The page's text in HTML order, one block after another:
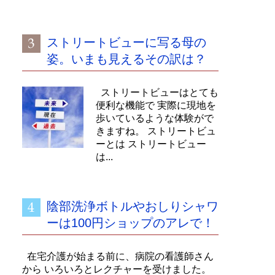
ストリートビューに写る母の
姿。いまも見えるその訳は？
ストリートビューはとても
便利な機能で 実際に現地を
歩いているような体験がで
きますね。 ストリートビュ
ーとは ストリートビュー
は...
陰部洗浄ボトルやおしりシャワ
ーは100円ショップのアレで！
在宅介護が始まる前に、病院の看護師さん
から いろいろとレクチャーを受けました。